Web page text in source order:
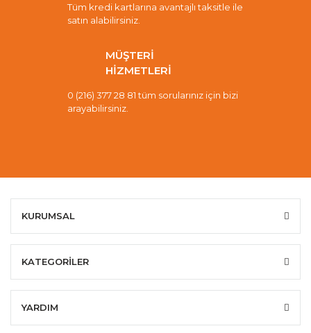
Tüm kredi kartlarına avantajlı taksitle ile
satın alabilirsiniz.
MÜŞTERİ
HİZMETLERİ
0 (216) 377 28 81 tüm sorularınız için bizi
arayabilirsiniz.
KURUMSAL
KATEGORİLER
YARDIM